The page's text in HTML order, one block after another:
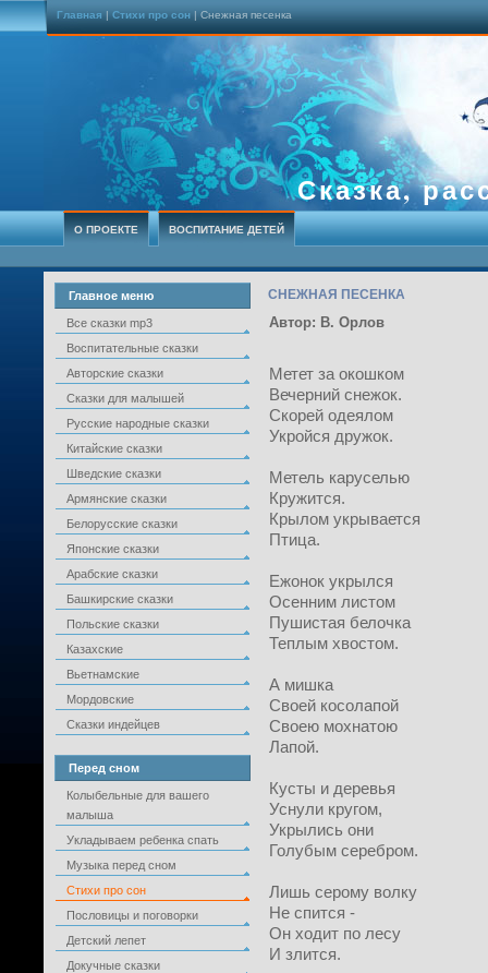
Главная | Стихи про сон | Снежная песенка
Сказка,
О ПРОЕКТЕ ВОСПИТАНИЕ ДЕТЕЙ
Главное меню
Все сказки mp3
Воспитательные сказки
Авторские сказки
Сказки для малышей
Русские народные сказки
Китайские сказки
Шведские сказки
Армянские сказки
Белорусские сказки
Японские сказки
Арабские сказки
Башкирские сказки
Польские сказки
Казахские
Вьетнамские
Мордовские
Сказки индейцев
Перед сном
Колыбельные для вашего
малыша
Укладываем ребенка спать
Музыка перед сном
Стихи про сон
Пословицы и поговорки
Детский лепет
Докучные сказки
СНЕЖНАЯ ПЕСЕНКА
Автор: В. Орлов
Метет за окошком
Вечерний снежок.
Скорей одеялом
Укройся дружок.
Метель каруселью
Кружится.
Крылом укрывается
Птица.
Ежонок укрылся
Осенним листом
Пушистая белочка
Теплым хвостом.
А мишка
Своей косолапой
Своею мохнатою
Лапой.
Кусты и деревья
Уснули кругом,
Укрылись они
Голубым серебром.
Лишь серому волку
Не спится -
Он ходит по лесу
И злится.